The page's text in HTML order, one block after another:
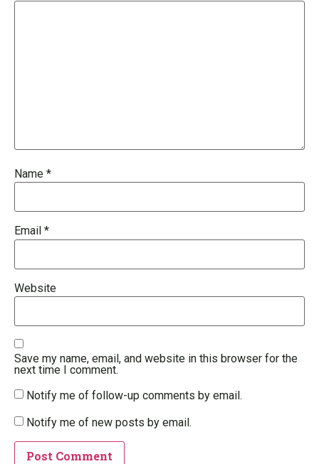
Name *
Email *
Website
Save my name, email, and website in this browser for the
next time I comment.
Notify me of follow-up comments by email.
Notify me of new posts by email.